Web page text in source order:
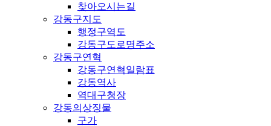
찾아오시는길
강동구지도
행정구역도
강동구도로명주소
강동구연혁
강동구연혁일람표
강동역사
역대구청장
강동의상징물
구가